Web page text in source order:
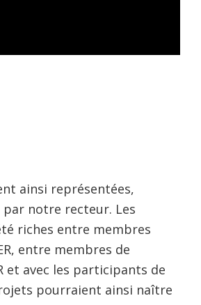
ainsi représentées,
par notre recteur. Les
riches entre membres
entre membres de
et avec les participants de
pourraient ainsi naître